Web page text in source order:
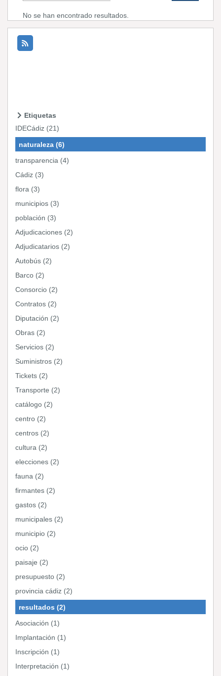
No se han encontrado resultados.
Etiquetas
IDECádiz (21)
naturaleza (6)
transparencia (4)
Cádiz (3)
flora (3)
municipios (3)
población (3)
Adjudicaciones (2)
Adjudicatarios (2)
Autobús (2)
Barco (2)
Consorcio (2)
Contratos (2)
Diputación (2)
Obras (2)
Servicios (2)
Suministros (2)
Tickets (2)
Transporte (2)
catálogo (2)
centro (2)
centros (2)
cultura (2)
elecciones (2)
fauna (2)
firmantes (2)
gastos (2)
municipales (2)
municipio (2)
ocio (2)
paisaje (2)
presupuesto (2)
provincia cádiz (2)
resultados (2)
Asociación (1)
Implantación (1)
Inscripción (1)
Interpretación (1)